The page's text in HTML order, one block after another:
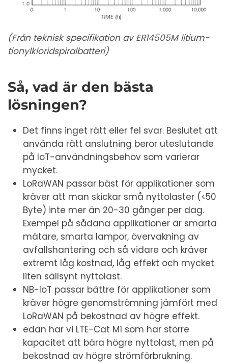
(Från teknisk specifikation av ER14505M litium-
tionylkloridspiralbatteri)
Så, vad är den bästa
lösningen?
Det finns inget rätt eller fel svar. Beslutet att
använda rätt anslutning beror uteslutande
på IoT-användningsbehov som varierar
mycket.
LoRaWAN passar bäst för applikationer som
kräver att man skickar små nyttolaster (<50
Byte) inte mer än 20-30 gånger per dag.
Exempel på sådana applikationer är smarta
mätare, smarta lampor, övervakning av
avfallshantering och så vidare och kräver
extremt låg kostnad, låg effekt och mycket
liten sällsynt nyttolast.
NB-IoT passar bättre för applikationer som
kräver högre genomströmning jämfört med
LoRaWAN på bekostnad av högre effekt.
edan har vi LTE-Cat M1 som har större
kapacitet att bära högre nyttolast, men på
bekostnad av högre strömförbrukning.